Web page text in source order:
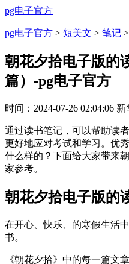
pg电子官方
pg电子官方 > 短美文 > 笔记 >
朝花夕拾电子版的
篇）-pg电子官方
时间： 2024-07-26 02:04:06 新
通过读书笔记，可以帮助读
更好地应对考试和学习。优
什么样的？下面给大家带来
家参考。
朝花夕拾电子版的
在开心、快乐、的寒假生活
书。
《朝花夕拾》中的每一篇文